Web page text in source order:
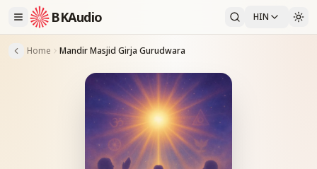
BKAudio HIN
Home Mandir Masjid Girja Gurudwara